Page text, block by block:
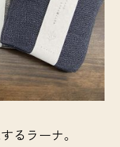
るラーナ。